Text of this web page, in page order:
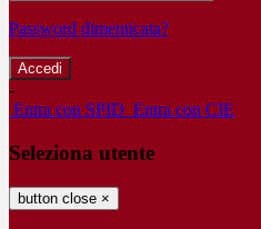
Password dimenticata?
-
Entra con SPID Entra con CIE
Seleziona utente
button close ×